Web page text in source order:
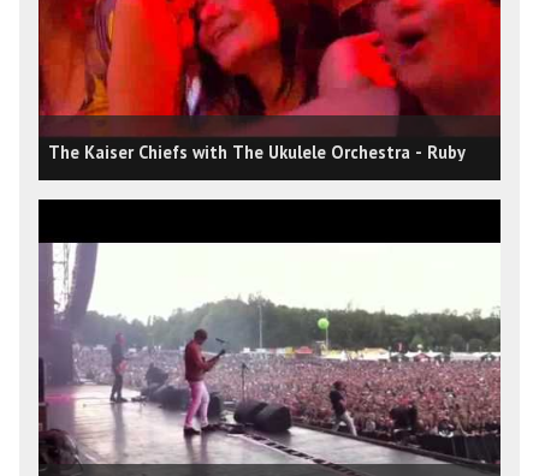
The Kaiser Chiefs with The Ukulele Orchestra - Ruby